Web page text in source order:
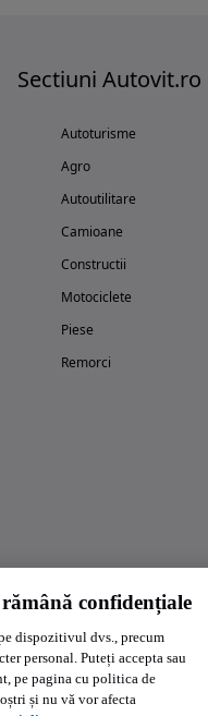
Sectiuni Autovit.ro
Autoturisme
Agro
Autoutilitare
Camioane
Constructii
Motociclete
Piese
Remorci
rămână confidențiale
dispozitivul dvs., precum
personal. Puteți accepta sau
pe pagina cu politica de
și nu vă vor afecta